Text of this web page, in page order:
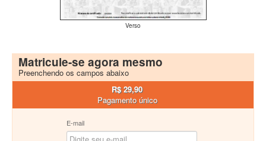
Verso
Matricule-se agora mesmo
Preenchendo os campos abaixo
R$ 29,90
Pagamento único
E-mail